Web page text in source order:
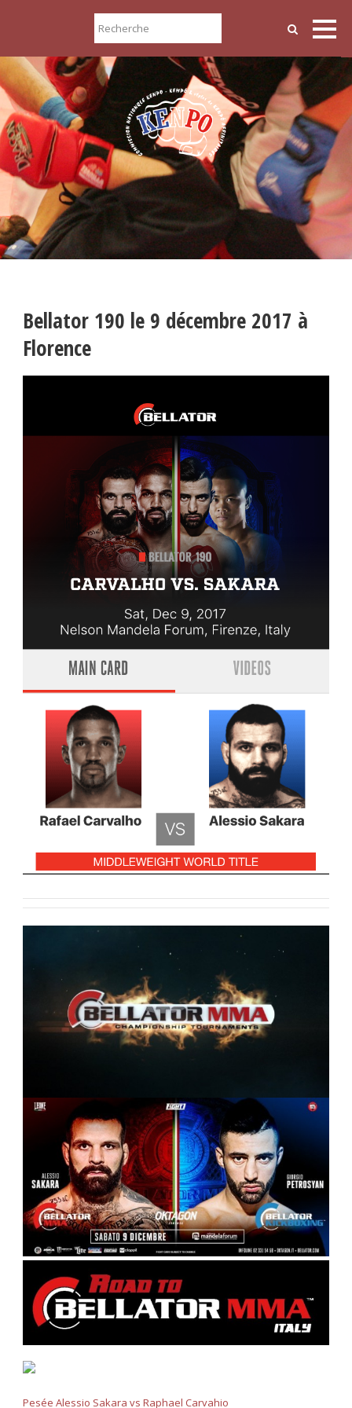
Bellator 190 le 9 décembre 2017 à
Florence
Pesée Alessio Sakara vs Raphael Carvahio